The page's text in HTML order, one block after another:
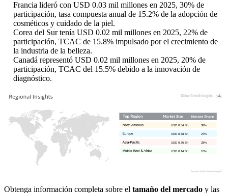
Francia lideró con USD 0.03 mil millones en 2025, 30% de
participación, tasa compuesta anual de 15.2% de la adopción de
cosméticos y cuidado de la piel.
Corea del Sur tenía USD 0.02 mil millones en 2025, 22% de
participación, TCAC de 15.8% impulsado por el crecimiento de
la industria de la belleza.
Canadá representó USD 0.02 mil millones en 2025, 20% de
participación, TCAC del 15.5% debido a la innovación de
diagnóstico.
10%
USD 0.14 Bn
25%
USD 0.36 Bn
27%
USD 0.38 Bn
38%
USD 0.54 Bn
Obtenga información completa sobre el tamaño del mercado y las